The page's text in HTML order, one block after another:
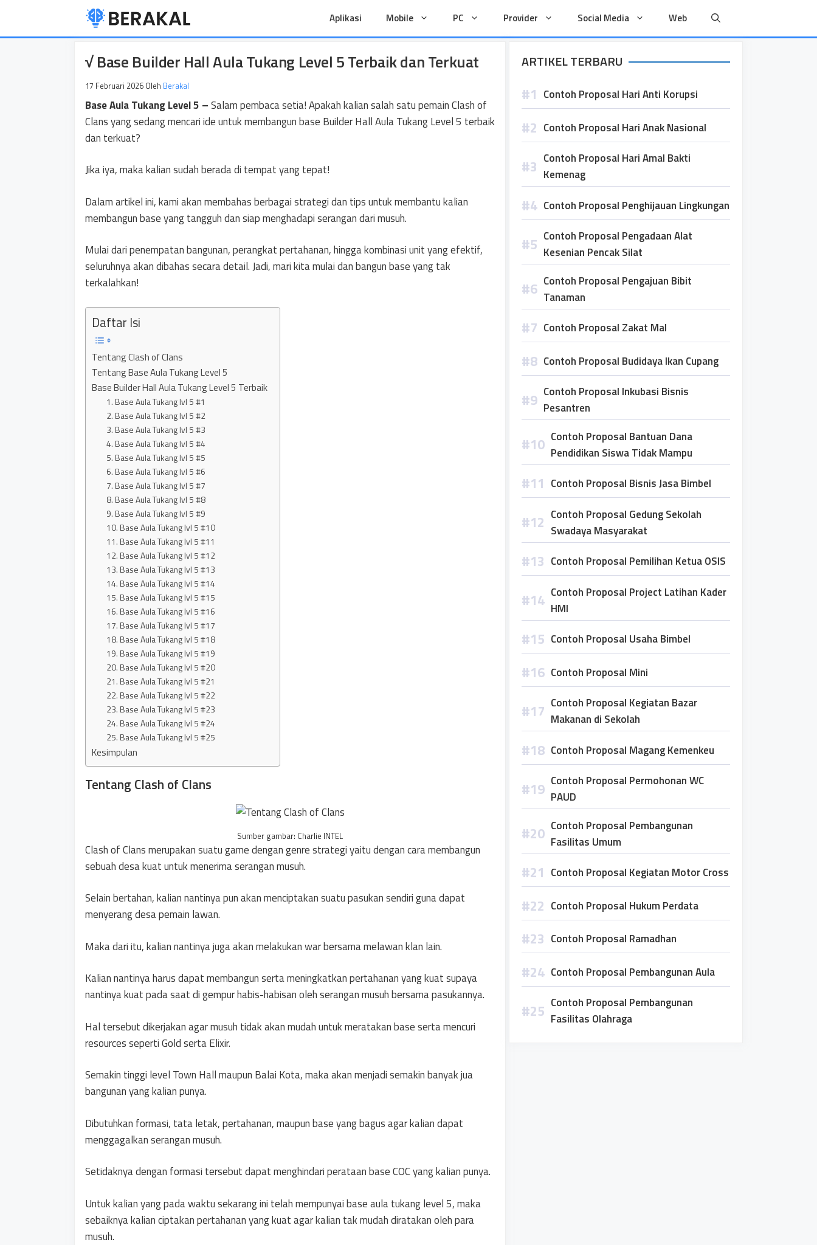
isi
Aplikasi Mobile PC Provider Social Media Web
√ Base Builder Hall Aula Tukang Level 5 Terbaik dan Terkuat
17 Februari 2026 Oleh Berakal
Base Aula Tukang Level 5 –Salam pembaca setia! Apakah kalian salah satu pemain Clash of
Clans yang sedang mencari ide untuk membangun base Builder Hall Aula Tukang Level 5 terbaik
dan terkuat?
Jika iya, maka kalian sudah berada di tempat yang tepat!
Dalam artikel ini, kami akan membahas berbagai strategi dan tips untuk membantu kalian
membangun base yang tangguh dan siap menghadapi serangan dari musuh.
Mulai dari penempatan bangunan, perangkat pertahanan, hingga kombinasi unit yang efektif,
seluruhnya akan dibahas secara detail. Jadi, mari kita mulai dan bangun base yang tak
terkalahkan!
Daftar Isi
Tentang Clash of Clans
Tentang Base Aula Tukang Level 5
Base Builder Hall Aula Tukang Level 5 Terbaik
1. Base Aula Tukang lvl 5 #1
2. Base Aula Tukang lvl 5 #2
3. Base Aula Tukang lvl 5 #3
4. Base Aula Tukang lvl 5 #4
5. Base Aula Tukang lvl 5 #5
6. Base Aula Tukang lvl 5 #6
7. Base Aula Tukang lvl 5 #7
8. Base Aula Tukang lvl 5 #8
9. Base Aula Tukang lvl 5 #9
10. Base Aula Tukang lvl 5 #10
11. Base Aula Tukang lvl 5 #11
12. Base Aula Tukang lvl 5 #12
13. Base Aula Tukang lvl 5 #13
14. Base Aula Tukang lvl 5 #14
15. Base Aula Tukang lvl 5 #15
16. Base Aula Tukang lvl 5 #16
17. Base Aula Tukang lvl 5 #17
18. Base Aula Tukang lvl 5 #18
19. Base Aula Tukang lvl 5 #19
20. Base Aula Tukang lvl 5 #20
21. Base Aula Tukang lvl 5 #21
22. Base Aula Tukang lvl 5 #22
23. Base Aula Tukang lvl 5 #23
24. Base Aula Tukang lvl 5 #24
25. Base Aula Tukang lvl 5 #25
Kesimpulan
Tentang Clash of Clans
Sumber gambar: Charlie INTEL
Clash of Clans merupakan suatu game dengan genre strategi yaitu dengan cara membangun
sebuah desa kuat untuk menerima serangan musuh.
Selain bertahan, kalian nantinya pun akan menciptakan suatu pasukan sendiri guna dapat
menyerang desa pemain lawan.
Maka dari itu, kalian nantinya juga akan melakukan war bersama melawan klan lain.
Kalian nantinya harus dapat membangun serta meningkatkan pertahanan yang kuat supaya
nantinya kuat pada saat di gempur habis-habisan oleh serangan musuh bersama pasukannya.
Hal tersebut dikerjakan agar musuh tidak akan mudah untuk meratakan base serta mencuri
resources seperti Gold serta Elixir.
Semakin tinggi level Town Hall maupun Balai Kota, maka akan menjadi semakin banyak jua
bangunan yang kalian punya.
Dibutuhkan formasi, tata letak, pertahanan, maupun base yang bagus agar kalian dapat
menggagalkan serangan musuh.
Setidaknya dengan formasi tersebut dapat menghindari perataan base COC yang kalian punya.
Untuk kalian yang pada waktu sekarang ini telah mempunyai base aula tukang level 5, maka
sebaiknya kalian ciptakan pertahanan yang kuat agar kalian tak mudah diratakan oleh para
musuh.
ARTIKEL TERBARU
Contoh Proposal Hari Anti Korupsi
Contoh Proposal Hari Anak Nasional
Contoh Proposal Hari Amal Bakti
Kemenag
Contoh Proposal Penghijauan Lingkungan
Contoh Proposal Pengadaan Alat
Kesenian Pencak Silat
Contoh Proposal Pengajuan Bibit
Tanaman
Contoh Proposal Zakat Mal
Contoh Proposal Budidaya Ikan Cupang
Contoh Proposal Inkubasi Bisnis
Pesantren
Contoh Proposal Bantuan Dana
Pendidikan Siswa Tidak Mampu
Contoh Proposal Bisnis Jasa Bimbel
Contoh Proposal Gedung Sekolah
Swadaya Masyarakat
Contoh Proposal Pemilihan Ketua OSIS
Contoh Proposal Project Latihan Kader
HMI
Contoh Proposal Usaha Bimbel
Contoh Proposal Mini
Contoh Proposal Kegiatan Bazar
Makanan di Sekolah
Contoh Proposal Magang Kemenkeu
Contoh Proposal Permohonan WC
PAUD
Contoh Proposal Pembangunan
Fasilitas Umum
Contoh Proposal Kegiatan Motor Cross
Contoh Proposal Hukum Perdata
Contoh Proposal Ramadhan
Contoh Proposal Pembangunan Aula
Contoh Proposal Pembangunan
Fasilitas Olahraga